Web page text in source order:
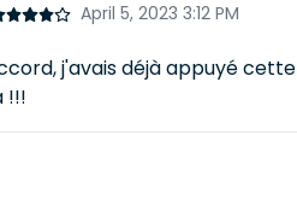
April 5, 2023 3:12 PM
j'avais déjà appuyé
!!!